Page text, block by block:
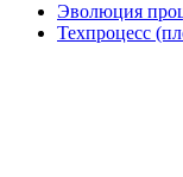
Эволюция
Техпроцесс